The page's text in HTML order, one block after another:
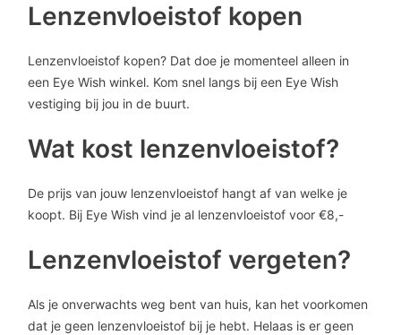
Lenzenvloeistof kopen
Lenzenvloeistof kopen? Dat doe je momenteel alleen in
een Eye Wish winkel. Kom snel langs bij een Eye Wish
vestiging bij jou in de buurt.
Wat kost lenzenvloeistof?
De prijs van jouw lenzenvloeistof hangt af van welke je
koopt. Bij Eye Wish vind je al lenzenvloeistof voor €8,-
Lenzenvloeistof vergeten?
Als je onverwachts weg bent van huis, kan het voorkomen
dat je geen lenzenvloeistof bij je hebt. Helaas is er geen